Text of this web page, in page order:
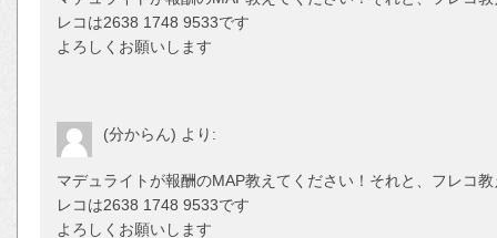
レコは2638 1748 9533です
よろしくお願いします
(分からん) より:
マデュライトが報酬のMAP教えてください！それと、フレコ
レコは2638 1748 9533です
よろしくお願いします